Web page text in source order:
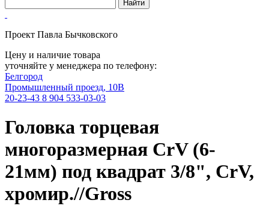
Проект Павла Бычковского
Цену и наличие товара
уточняйте у менеджера по телефону:
Белгород
Промышленный проезд, 10В
20-23-43 8 904 533-03-03
Головка торцевая
многоразмерная CrV (6-
21мм) под квадрат 3/8", CrV,
хромир.//Gross